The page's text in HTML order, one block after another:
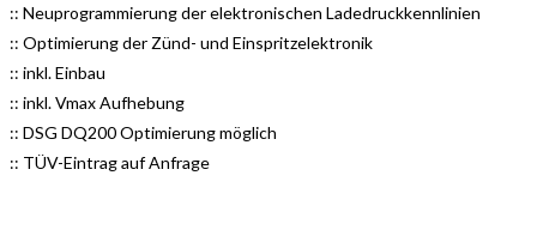
:: Neuprogrammierung der elektronischen Ladedruckkennlinien
:: Optimierung der Zünd- und Einspritzelektronik
:: inkl. Einbau
:: inkl. Vmax Aufhebung
:: DSG DQ200 Optimierung möglich
:: TÜV-Eintrag auf Anfrage